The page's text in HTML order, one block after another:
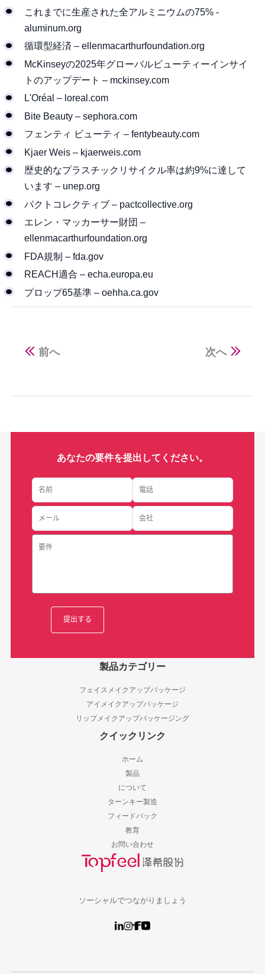
これまでに生産された全アルミニウムの75% -
aluminum.org
循環型経済 – ellenmacarthurfoundation.org
McKinseyの2025年グローバルビューティーインサイ
トのアップデート – mckinsey.com
L'Oréal – loreal.com
Bite Beauty – sephora.com
フェンティ ビューティ – fentybeauty.com
Kjaer Weis – kjaerweis.com
歴史的なプラスチックリサイクル率は約9%に達して
います – unep.org
パクトコレクティブ – pactcollective.org
エレン・マッカーサー財団 –
ellenmacarthurfoundation.org
FDA規制 – fda.gov
REACH適合 – echa.europa.eu
プロップ65基準 – oehha.ca.gov
前へ 次へ
あなたの要件を提出してください。
製品カテゴリー
フェイスメイクアップパッケージ
アイメイクアップパッケージ
リップメイクアップパッケージング
クイックリンク
ホーム
製品
について
ターンキー製造
フィードバック
教育
お問い合わせ
ソーシャルでつながりましょう